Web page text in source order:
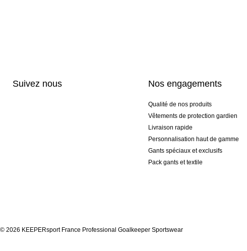
Suivez nous Nos engagements
Qualité de nos produits
Vêtements de protection gardien
Livraison rapide
Personnalisation haut de gamme
Gants spéciaux et exclusifs
Pack gants et textile
© 2026 KEEPERsport France Professional Goalkeeper Sportswear